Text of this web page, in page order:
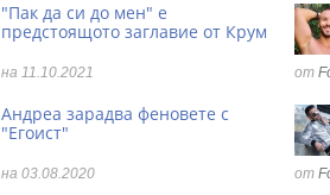
"Пак да си до мен" е
предстоящото заглавие от Крум
на 11.10.2021 от
Андреа зарадва феновете с
"Егоист"
на 03.08.2020 от